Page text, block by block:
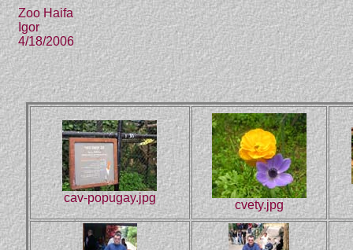
Zoo Haifa
Igor
4/18/2006
cav-popugay.jpg
cvety.jpg